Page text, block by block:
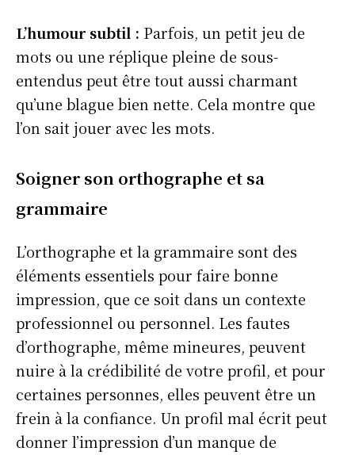
L’humour subtil : Parfois, un petit jeu de
mots ou une réplique pleine de sous-
entendus peut être tout aussi charmant
qu’une blague bien nette. Cela montre que
l’on sait jouer avec les mots.
Soigner son orthographe et sa
grammaire
L’orthographe et la grammaire sont des
éléments essentiels pour faire bonne
impression, que ce soit dans un contexte
professionnel ou personnel. Les fautes
d’orthographe, même mineures, peuvent
nuire à la crédibilité de votre profil, et pour
certaines personnes, elles peuvent être un
frein à la confiance. Un profil mal écrit peut
donner l’impression d’un manque de